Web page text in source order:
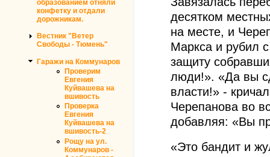
образованием отняли
конфетку и отдали
дорожникам.
Вестник "Ветер
Свободы - Тюмень"
Гаражи на Коммунаров
Проверим
Евгения
Куйвашева на
вшивость
Проверка
Евгения
Куйвашева на
вшивость-2
Рощу на ул.
Коммунаров -
десятком
на месте, и
Маркса и рубил
защиту
люди!». «Да вы
власти!» -
Черепанова во
добавляя: «Вы
«Это бандит и